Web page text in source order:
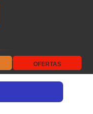
Colectividades
OFERTAS